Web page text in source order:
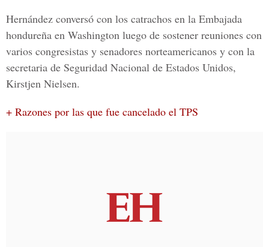
Hernández conversó con los catrachos en la Embajada
hondureña en Washington luego de sostener reuniones con
varios congresistas y senadores norteamericanos y con la
secretaria de Seguridad Nacional de Estados Unidos,
Kirstjen Nielsen.
+ Razones por las que fue cancelado el TPS